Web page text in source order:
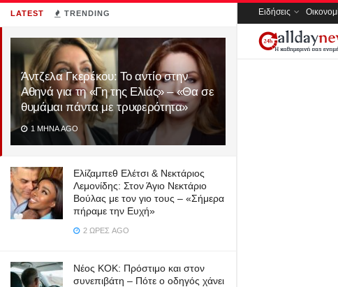
LATEST TRENDING
Άντζελα Γκερέκου: Το αντίο στην
Αθηνά για τη «Γη της Ελιάς» – «Θα σε
θυμάμαι πάντα με τρυφερότητα»
1 ΜΉΝΑ AGO
Ελίζαμπεθ Ελέτσι & Νεκτάριος
Λεμονίδης: Στον Άγιο Νεκτάριο
Βούλας με τον γιο τους – «Σήμερα
πήραμε την Ευχή»
2 ΏΡΕΣ AGO
Νέος ΚΟΚ: Πρόστιμο και στον
συνεπιβάτη – Πότε ο οδηγός χάνει
Ειδήσεις